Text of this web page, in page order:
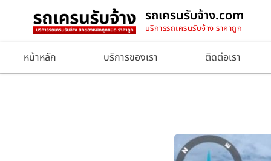
รถเครนรับจ้าง.com
บริการรถเครนรับจ้าง ราคาถูก
หน้าหลัก บริการของเรา ติดต่อเรา